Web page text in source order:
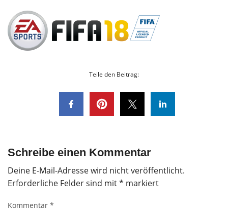
Teile den Beitrag:
Schreibe einen Kommentar
Deine E-Mail-Adresse wird nicht veröffentlicht.
Erforderliche Felder sind mit* markiert
Kommentar *